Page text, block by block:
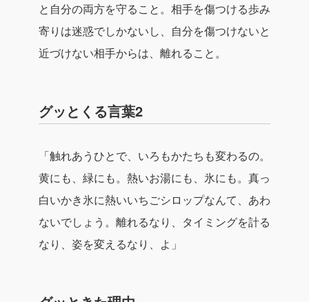
と自分の両方を守ること。相手を傷つける歩み
寄りは迷惑でしかないし、自分を傷つけないと
近づけない相手からは、離れること。
グッとくる言葉2
「触れあうひとで、いろもかたちも変わるの。
黄にも、緑にも。熱いお湯にも、氷にも。真っ
白いかき氷に熱いいちごシロップなんて、あわ
ないでしょう。離れるなり、タイミングを計る
なり、姿を変えるなり、よ」